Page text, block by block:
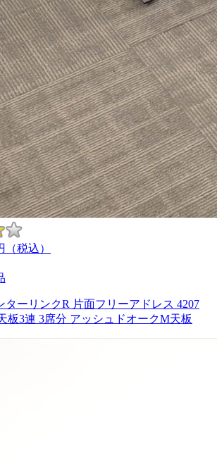
（税込）
ターリンクR 片面フリーアドレス 4207
板3連 3席分 アッシュドオークM天板